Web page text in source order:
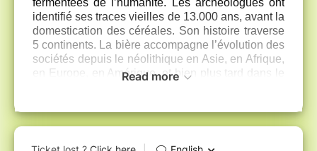
fermentées de l’humanité. Les archéologues ont
identifié ses traces vieilles de 13.000 ans, avant la
domestication des céréales. Son histoire traverse
5 continents. La bière accompagne l’évolution des
sociétés depuis le néolithique en Asie, en Afrique,
en Europe, en Amérique, et bien plus tard dans le
et mousseuse, n’est que l’un de ses avatars
modernes. La bière est un parfait véhicule pour
remonter le temps. Découvrir et goûter des bières
Read more